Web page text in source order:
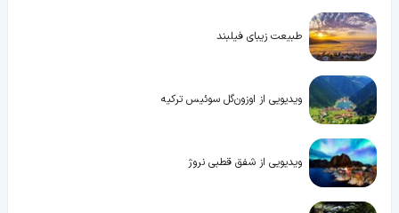
طبیعت زیبای فیلبند
ویدیویی از اوزون‌گل سوئیس ترکیه
ویدیویی از شفق قطبی نروژ